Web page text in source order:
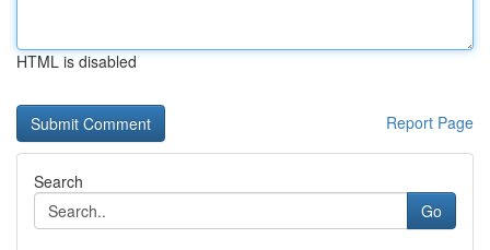
HTML is disabled
Report Page
Search
Go